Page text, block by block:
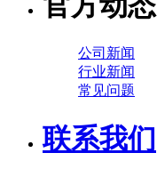
公司新闻
行业新闻
常见问题
联系我们